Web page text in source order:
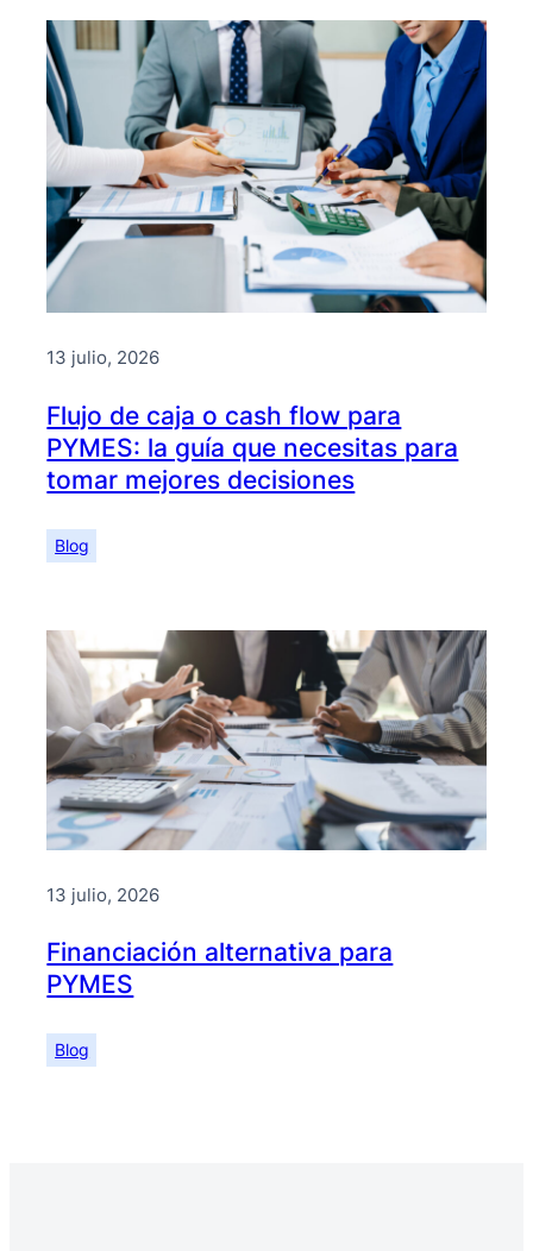
13 julio, 2026
Flujo de caja o cash flow para
PYMES: la guía que necesitas para
tomar mejores decisiones
Blog
13 julio, 2026
Financiación alternativa para
PYMES
Blog